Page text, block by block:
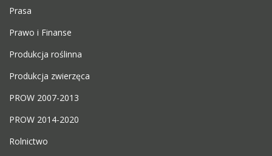
Prasa
Prawo i Finanse
Produkcja roślinna
Produkcja zwierzęca
PROW 2007-2013
PROW 2014-2020
Rolnictwo